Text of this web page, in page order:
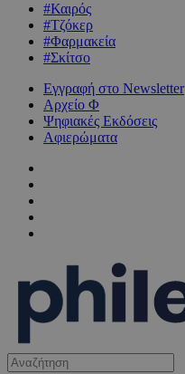
#Καιρός
#Τζόκερ
#Φαρμακεία
#Σκίτσο
Εγγραφή στο Newsletter
Αρχείο Φ
Ψηφιακές Εκδόσεις
Αφιερώματα